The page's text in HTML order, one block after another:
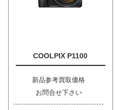
COOLPIX P1100
新品参考買取価格
お問合せ下さい